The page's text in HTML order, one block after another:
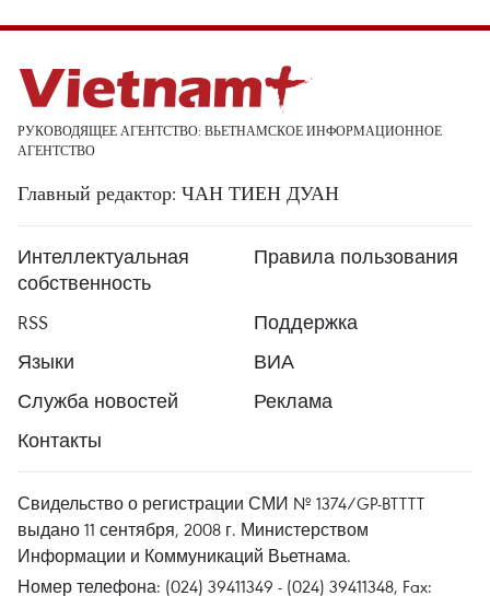
РУКОВОДЯЩЕЕ АГЕНТСТВО: ВЬЕТНАМСКОЕ ИНФОРМАЦИОННОЕ
АГЕНТСТВО
Главный редактор: ЧАН ТИЕН ДУАН
Интеллектуальная
собственность
Правила пользования
RSS
Поддержка
Языки
ВИА
Служба новостей
Реклама
Контакты
Свидельство о регистрации СМИ № 1374/GP-BTTTT
выдано 11 сентября, 2008 г. Министерством
Информации и Коммуникаций Вьетнама.
Номер телефона: (024) 39411349 - (024) 39411348, Fax: